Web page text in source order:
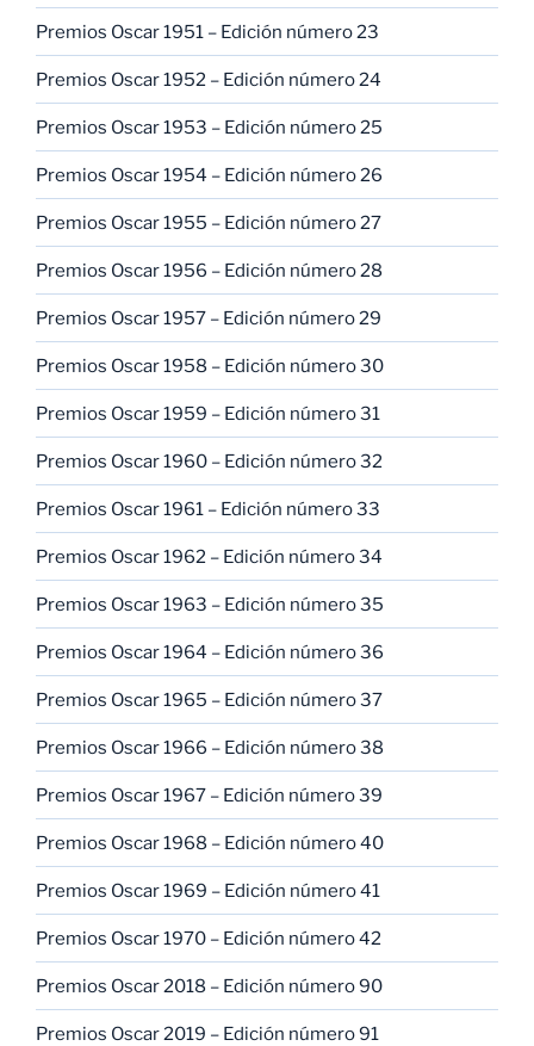
Premios Oscar 1951 – Edición número 23
Premios Oscar 1952 – Edición número 24
Premios Oscar 1953 – Edición número 25
Premios Oscar 1954 – Edición número 26
Premios Oscar 1955 – Edición número 27
Premios Oscar 1956 – Edición número 28
Premios Oscar 1957 – Edición número 29
Premios Oscar 1958 – Edición número 30
Premios Oscar 1959 – Edición número 31
Premios Oscar 1960 – Edición número 32
Premios Oscar 1961 – Edición número 33
Premios Oscar 1962 – Edición número 34
Premios Oscar 1963 – Edición número 35
Premios Oscar 1964 – Edición número 36
Premios Oscar 1965 – Edición número 37
Premios Oscar 1966 – Edición número 38
Premios Oscar 1967 – Edición número 39
Premios Oscar 1968 – Edición número 40
Premios Oscar 1969 – Edición número 41
Premios Oscar 1970 – Edición número 42
Premios Oscar 2018 – Edición número 90
Premios Oscar 2019 – Edición número 91